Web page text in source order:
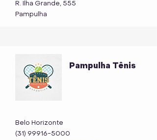
R. Ilha Grande, 555
Pampulha
Pampulha Tênis
Belo Horizonte
(31) 99916-5000